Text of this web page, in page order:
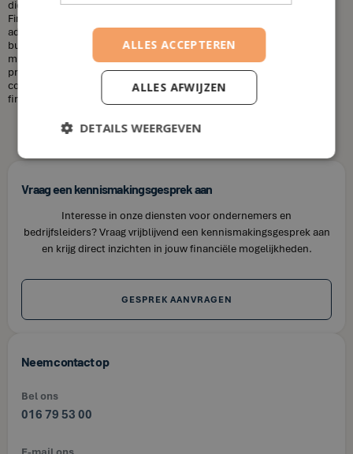
diensten die u nodig heeft en uw financiële situatie. Bij House of
Finance bieden wij betaalbare tarieven voor onze financiële
adviesdiensten, zodat u uw financiën kunt optimaliseren zonder uw
budget te overschrijden. Kortom, laat u niet misleiden door de
misvattingen over financieel adviseurs. Als u op zoek bent naar
professioneel en betrouwbaar financieel advies in Egem, neem dan
contact op met House of Finance. Wij staan klaar om u te helpen uw
financiële doelen te bereiken.
Vraag een kennismakingsgesprek aan
Interesse in onze diensten voor ondernemers en
bedrijfsleiders? Vraag vrijblijvend een kennismakingsgesprek aan
en krijg direct inzichten in jouw financiële mogelijkheden.
GESPREK AANVRAGEN
Neem contact op
Bel ons
016 79 53 00
ALLES ACCEPTEREN
ALLES AFWIJZEN
DETAILS WEERGEVEN